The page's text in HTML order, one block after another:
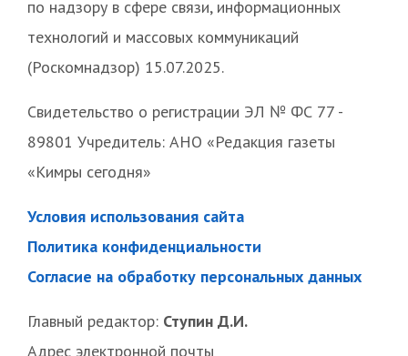
по надзору в сфере связи, информационных
технологий и массовых коммуникаций
(Роскомнадзор) 15.07.2025.
Свидетельство о регистрации ЭЛ № ФС 77 -
89801 Учредитель: АНО «Редакция газеты
«Кимры сегодня»
Условия использования сайта
Политика конфиденциальности
Согласие на обработку персональных данных
Главный редактор: Ступин Д.И.
Адрес электронной почты